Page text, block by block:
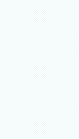
CALLIE ROSE | ス